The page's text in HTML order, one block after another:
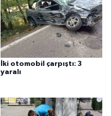
İki otomobil çarpıştı: 3
yaralı